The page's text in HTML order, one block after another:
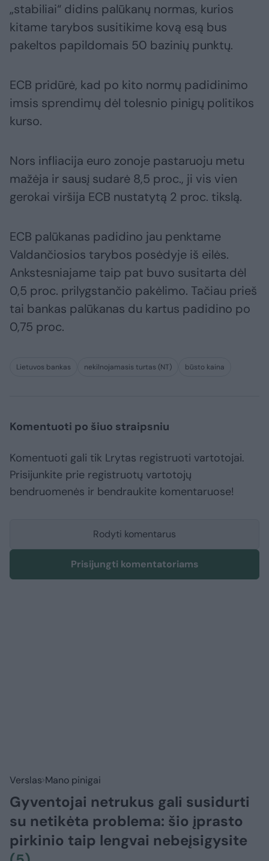
„stabiliai“ didins palūkanų normas, kurios
kitame tarybos susitikime kovą esą bus
pakeltos papildomais 50 bazinių punktų.
ECB pridūrė, kad po kito normų padidinimo
imsis sprendimų dėl tolesnio pinigų politikos
kurso.
Nors infliacija euro zonoje pastaruoju metu
mažėja ir sausį sudarė 8,5 proc., ji vis vien
gerokai viršija ECB nustatytą 2 proc. tikslą.
ECB palūkanas padidino jau penktame
Valdančiosios tarybos posėdyje iš eilės.
Ankstesniajame taip pat buvo susitarta dėl
0,5 proc. prilygstančio pakėlimo. Tačiau prieš
tai bankas palūkanas du kartus padidino po
0,75 proc.
Lietuvos bankas nekilnojamasis turtas (NT) būsto kaina
Komentuoti po šiuo straipsniu
Komentuoti gali tik Lrytas registruoti vartotojai.
Prisijunkite prie registruotų vartotojų
bendruomenės ir bendraukite komentaruose!
Rodyti komentarus
Prisijungti komentatoriams
Verslas Mano pinigai
Gyventojai netrukus gali susidurti
su netikėta problema: šio įprasto
pirkinio taip lengvai nebeįsigysite